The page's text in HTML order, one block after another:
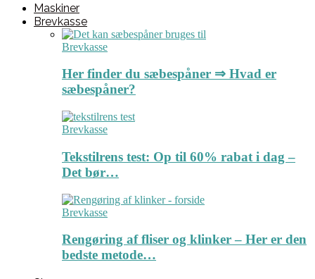
Maskiner
Brevkasse
Brevkasse
Her finder du sæbespåner ⇒ Hvad er
sæbespåner?
Brevkasse
Tekstilrens test: Op til 60% rabat i dag –
Det bør…
Brevkasse
Rengøring af fliser og klinker – Her er den
bedste metode…